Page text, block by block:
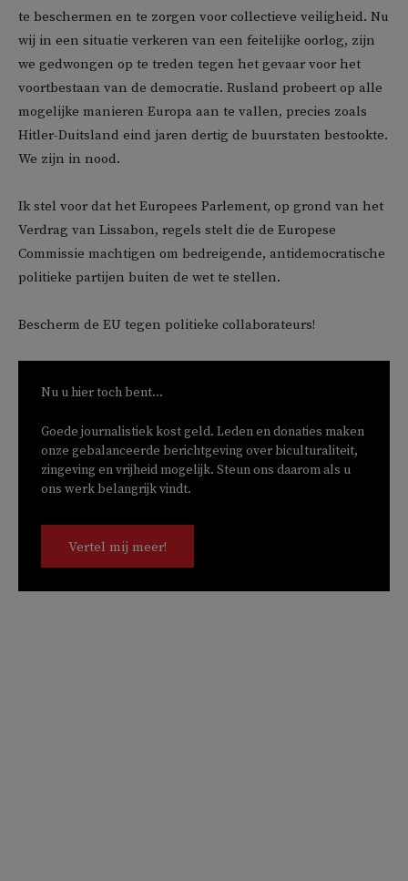
te beschermen en te zorgen voor collectieve veiligheid. Nu
wij in een situatie verkeren van een feitelijke oorlog, zijn
we gedwongen op te treden tegen het gevaar voor het
voortbestaan van de democratie. Rusland probeert op alle
mogelijke manieren Europa aan te vallen, precies zoals
Hitler-Duitsland eind jaren dertig de buurstaten bestookte.
We zijn in nood.
Ik stel voor dat het Europees Parlement, op grond van het
Verdrag van Lissabon, regels stelt die de Europese
Commissie machtigen om bedreigende, antidemocratische
politieke partijen buiten de wet te stellen.
Bescherm de EU tegen politieke collaborateurs!
Nu u hier toch bent...
Goede journalistiek kost geld. Leden en donaties maken
onze gebalanceerde berichtgeving over biculturaliteit,
zingeving en vrijheid mogelijk. Steun ons daarom als u
ons werk belangrijk vindt.
Vertel mij meer!